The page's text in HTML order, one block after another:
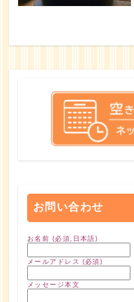
お問い合わせ
お名前 (必須,日本語)
メールアドレス (必須)
メッセージ本文